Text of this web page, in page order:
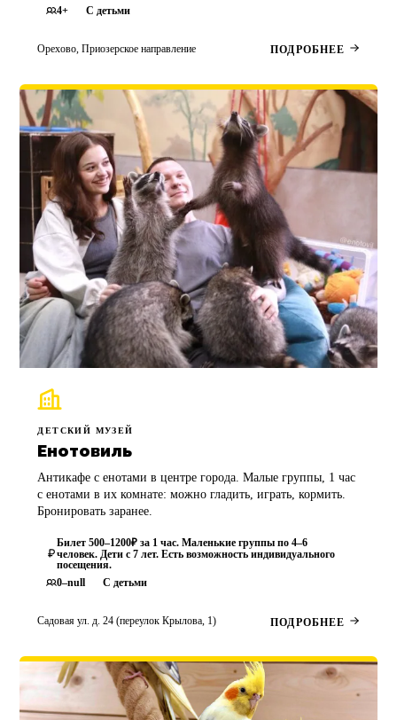
4+
С детьми
Орехово, Приозерское направление ПОДРОБНЕЕ
ДЕТСКИЙ МУЗЕЙ
Енотовиль
Антикафе с енотами в центре города. Малые группы, 1 час
с енотами в их комнате: можно гладить, играть, кормить.
Бронировать заранее.
Билет 500–1200₽ за 1 час. Маленькие группы по 4–6
человек. Дети с 7 лет. Есть возможность индивидуального
посещения.
0–null
С детьми
Садовая ул. д. 24 (переулок Крылова, 1) ПОДРОБНЕЕ